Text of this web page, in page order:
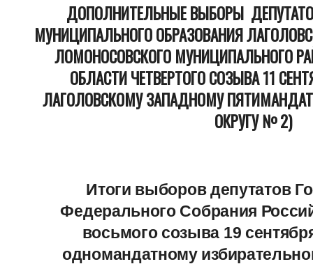
ДОПОЛНИТЕЛЬНЫЕ ВЫБОРЫ
МУНИЦИПАЛЬНОГО ОБРАЗОВАНИЯ
ЛОМОНОСОВСКОГО МУНИЦИПАЛЬНОГО
ОБЛАСТИ ЧЕТВЕРТОГО СОЗЫВА 11
ЛАГОЛОВСКОМУ ЗАПАДНОМУ
ОКРУГУ № 2)
Итоги выборов депутатов
Федерального Собрания
восьмого созыва 19
одномандатному